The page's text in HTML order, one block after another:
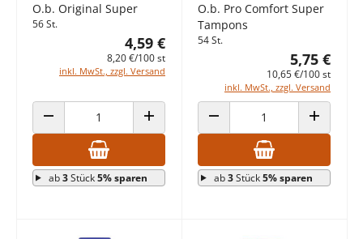
O.b. Original Super
56 St.
4,59 €
8,20 €/100 st
inkl. MwSt., zzgl. Versand
ANZAHL VERRINGERN ANZAHL ERHÖHEN
ab3Stück5% sparen
O.b. Pro Comfort Super
Tampons
54 St.
5,75 €
10,65 €/100 st
inkl. MwSt., zzgl. Versand
ANZAHL VERRINGERN ANZAHL
ab3Stück5% sparen